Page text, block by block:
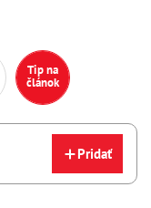
Tip na
článok
Pridať